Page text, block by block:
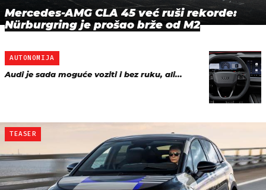
Mercedes-AMG CLA 45 već ruši rekorde:
Nürburgring je prošao brže od M2
AUTONOMIJA
Audi je sada moguće voziti i bez ruku, ali...
TEASER